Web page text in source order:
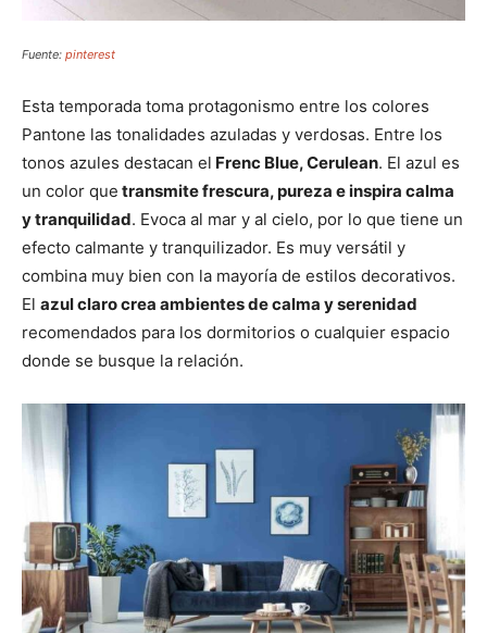
Fuente: pinterest
Esta temporada toma protagonismo entre los colores
Pantone las tonalidades azuladas y verdosas. Entre los
tonos azules destacan el Frenc Blue, Cerulean. El azul es
un color que transmite frescura, pureza e inspira calma
y tranquilidad. Evoca al mar y al cielo, por lo que tiene un
efecto calmante y tranquilizador. Es muy versátil y
combina muy bien con la mayoría de estilos decorativos.
El azul claro crea ambientes de calma y serenidad
recomendados para los dormitorios o cualquier espacio
donde se busque la relación.